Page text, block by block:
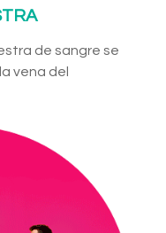
de sangre se
vena del